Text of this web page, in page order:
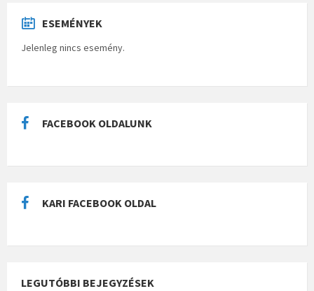
ESEMÉNYEK
Jelenleg nincs esemény.
FACEBOOK OLDALUNK
KARI FACEBOOK OLDAL
LEGUTÓBBI BEJEGYZÉSEK